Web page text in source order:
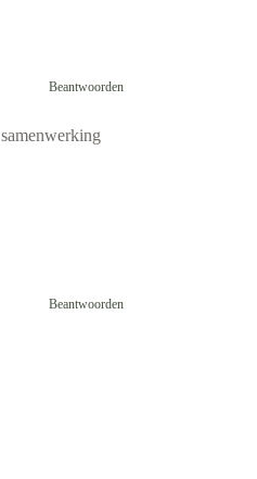
Beantwoorden
Beantwoorden